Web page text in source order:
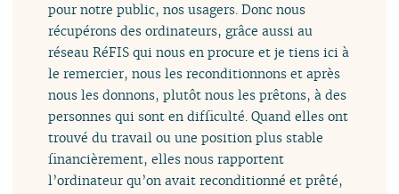
pour notre public, nos usagers. Donc nous
récupérons des ordinateurs, grâce aussi au
réseau RéFIS qui nous en procure et je tiens ici à
le remercier, nous les reconditionnons et après
nous les donnons, plutôt nous les prêtons, à des
personnes qui sont en difficulté. Quand elles ont
trouvé du travail ou une position plus stable
financièrement, elles nous rapportent
l’ordinateur qu’on avait reconditionné et prêté,